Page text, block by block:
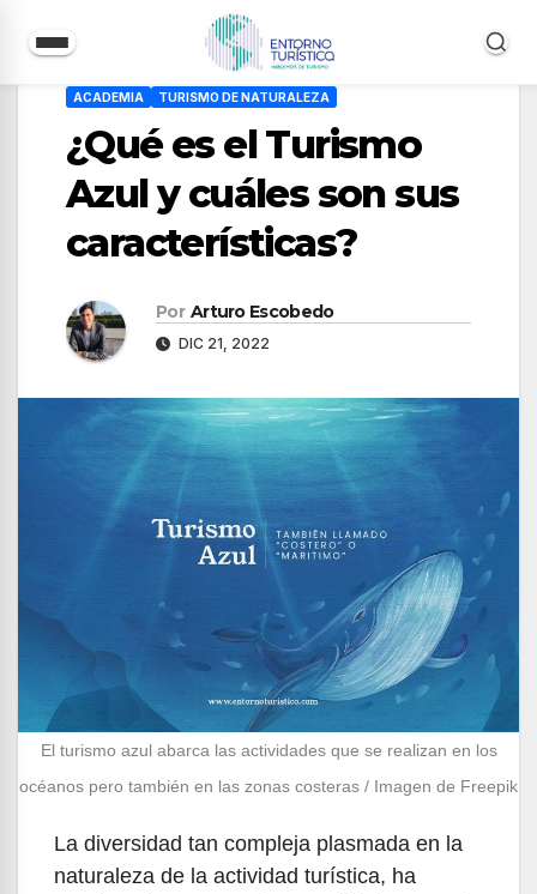
contenido
ACADEMIA TURISMO DE NATURALEZA
¿Qué es el Turismo
Azul y cuáles son sus
características?
Por Arturo Escobedo
DIC 21, 2022
El turismo azul abarca las actividades que se realizan en los
océanos pero también en las zonas costeras / Imagen de Freepik
La diversidad tan compleja plasmada en la
naturaleza de la actividad turística, ha